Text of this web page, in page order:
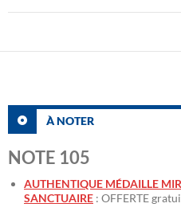
À NOTER
NOTE 105
AUTHENTIQUE MÉDAILLE
SANCTUAIRE : OFFERTE